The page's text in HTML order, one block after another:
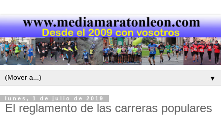
▼
lunes, 1 de julio de 2019
El reglamento de las carreras populares